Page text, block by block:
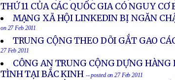
THỨ 11 CỦA CÁC QUỐC GIA CÓ NGUY CƠ
MẠNG XÃ HỘI LINKEDIN BỊ NGĂN
on 27 Feb 2011
TRUNG CỘNG THEO DÕI GẮT GAO
27 Feb 2011
CÔNG AN TRUNG CỘNG DỰNG
TÌNH TẠI BẮC KINH -- posted on 27 Feb 2011